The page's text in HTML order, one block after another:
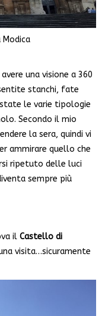
Modica
una visione a 360
stanchi, fate
le varie tipologie
Secondo il mio
la sera, quindi vi
ammirare quello che
ripetuto delle luci
sempre più
il Castello di
visita…sicuramente